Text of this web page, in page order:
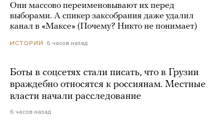
Они массово переименовывают их перед
выборами. А спикер заксобрания даже удалил
канал в «Максе» (Почему? Никто не понимает)
ИСТОРИИ 6 часов назад
Боты в соцсетях стали писать, что в Грузии
враждебно относятся к россиянам. Местные
власти начали расследование
6 часов назад